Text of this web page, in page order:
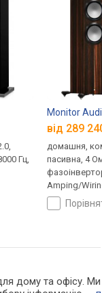
Гц,
Monitor
від 289
домашня,
пасивна, 4
Amping/
дому та офісу.